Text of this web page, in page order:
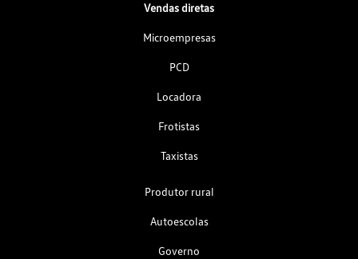
Vendas diretas
Microempresas
PCD
Locadora
Frotistas
Taxistas
Produtor rural
Autoescolas
Governo